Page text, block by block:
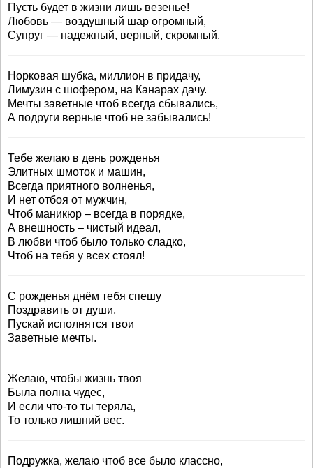
Пусть будет в жизни лишь везенье!
Любовь — воздушный шар огромный,
Супруг — надежный, верный, скромный.
Норковая шубка, миллион в придачу,
Лимузин с шофером, на Канарах дачу.
Мечты заветные чтоб всегда сбывались,
А подруги верные чтоб не забывались!
Тебе желаю в день рожденья
Элитных шмоток и машин,
Всегда приятного волненья,
И нет отбоя от мужчин,
Чтоб маникюр – всегда в порядке,
А внешность – чистый идеал,
В любви чтоб было только сладко,
Чтоб на тебя у всех стоял!
С рожденья днём тебя спешу
Поздравить от души,
Пускай исполнятся твои
Заветные мечты.
Желаю, чтобы жизнь твоя
Была полна чудес,
И если что-то ты теряла,
То только лишний вес.
Подружка, желаю чтоб все было классно,